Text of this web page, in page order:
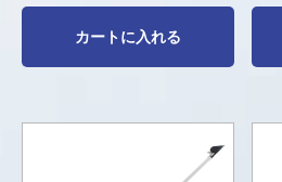
カートに入れる